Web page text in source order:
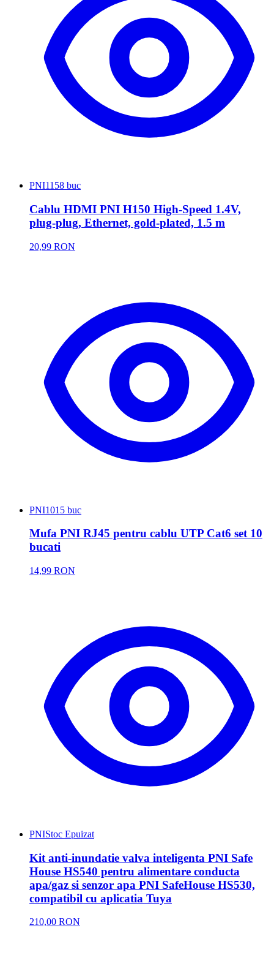
PNI1158 buc
Cablu HDMI PNI H150 High-Speed 1.4V,
plug-plug, Ethernet, gold-plated, 1.5 m
20,99 RON
PNI1015 buc
Mufa PNI RJ45 pentru cablu UTP Cat6 set 10
bucati
14,99 RON
PNIStoc Epuizat
Kit anti-inundatie valva inteligenta PNI Safe
House HS540 pentru alimentare conducta
apa/gaz si senzor apa PNI SafeHouse HS530,
compatibil cu aplicatia Tuya
210,00 RON